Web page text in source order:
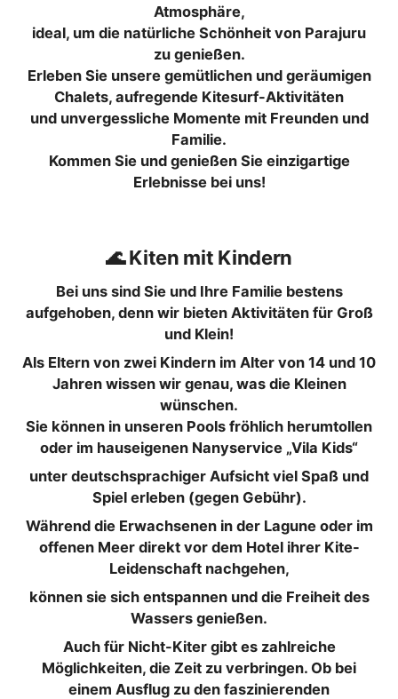
Atmosphäre,
ideal, um die natürliche Schönheit von Parajuru
zu genießen.
Erleben Sie unsere gemütlichen und geräumigen
Chalets, aufregende Kitesurf-Aktivitäten
und unvergessliche Momente mit Freunden und
Familie.
Kommen Sie und genießen Sie einzigartige
Erlebnisse bei uns!
🌊 Kiten mit Kindern
Bei uns sind Sie und Ihre Familie bestens
aufgehoben, denn wir bieten Aktivitäten für Groß
und Klein!
Als Eltern von zwei Kindern im Alter von 14 und 10
Jahren wissen wir genau, was die Kleinen
wünschen.
Sie können in unseren Pools fröhlich herumtollen
oder im hauseigenen Nanyservice „Vila Kids“
unter deutschsprachiger Aufsicht viel Spaß und
Spiel erleben (gegen Gebühr).
Während die Erwachsenen in der Lagune oder im
offenen Meer direkt vor dem Hotel ihrer Kite-
Leidenschaft nachgehen,
können sie sich entspannen und die Freiheit des
Wassers genießen.
Auch für Nicht-Kiter gibt es zahlreiche
Möglichkeiten, die Zeit zu verbringen. Ob bei
einem Ausflug zu den faszinierenden